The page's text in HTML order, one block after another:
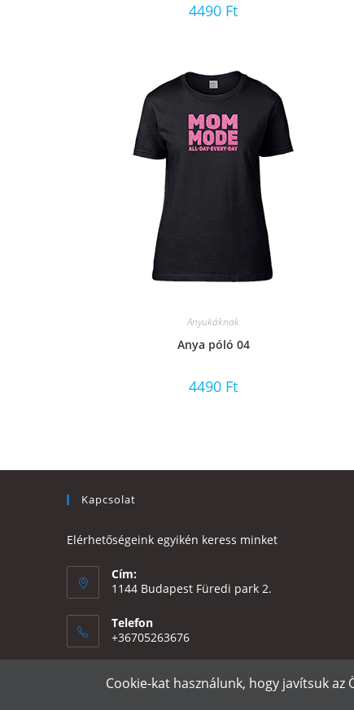
4490 Ft
Anyukáknak
Anya póló 04
4490 Ft
Kapcsolat
Elérhetőségeink egyikén keress minket
Cím:
1144 Budapest Füredi park 2.
Telefon
+36705263676
eszter@e-design.huOpens
Cookie-kat használunk, hogy javítsuk